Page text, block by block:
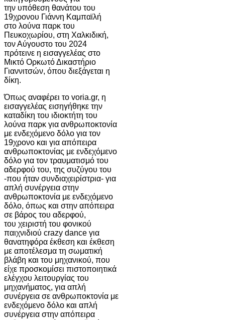
την υπόθεση θανάτου του
19χρονου Γιάννη Καμπαϊλή
στο λούνα παρκ του
Πευκοχωρίου, στη Χαλκιδική,
τον Αύγουστο του 2024
πρότεινε η εισαγγελέας στο
Μικτό Ορκωτό Δικαστήριο
Γιαννιτσών, όπου διεξάγεται η
δίκη.
Όπως αναφέρει το voria.gr, η
εισαγγελέας εισηγήθηκε την
καταδίκη του ιδιοκτήτη του
λούνα παρκ για ανθρωποκτονία
με ενδεχόμενο δόλο για τον
19χρονο και για απόπειρα
ανθρωποκτονίας με ενδεχόμενο
δόλο για τον τραυματισμό του
αδερφού του, της συζύγου του
-που ήταν συνδιαχειρίστρια- για
απλή συνέργεια στην
ανθρωποκτονία με ενδεχόμενο
δόλο, όπως και στην απόπειρα
σε βάρος του αδερφού,
του χειριστή του φονικού
παιχνιδιού crazy dance για
θανατηφόρα έκθεση και έκθεση
με αποτέλεσμα τη σωματική
βλάβη και του μηχανικού, που
είχε προσκομίσει πιστοποιητικά
ελέγχου λειτουργίας του
μηχανήματος, για απλή
συνέργεια σε ανθρωποκτονία με
ενδεχόμενο δόλο και απλή
συνέργεια στην απόπειρα